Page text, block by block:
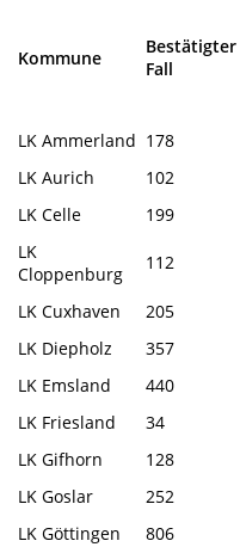
Kommune
Bestätigter
Fall
LK Ammerland 178
LK Aurich
102
LK Celle
199
LK
Cloppenburg
112
LK Cuxhaven 205
LK Diepholz
357
LK Emsland
440
LK Friesland
34
LK Gifhorn
128
LK Goslar
252
LK Göttingen
806